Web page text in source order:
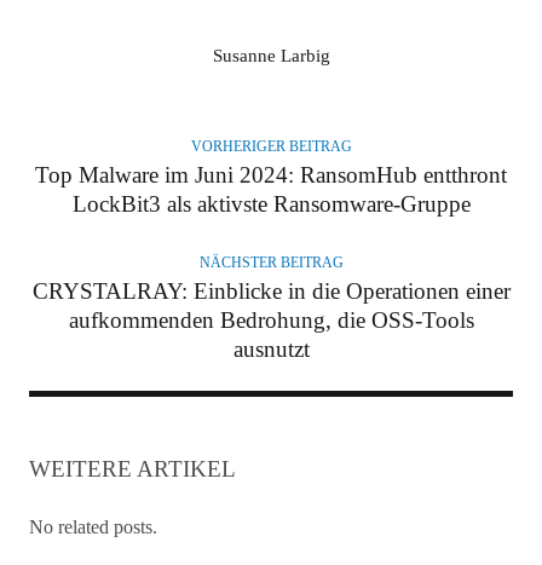
R
Susanne Larbig
VORHERIGER BEITRAG
Top Malware im Juni 2024: RansomHub entthront
LockBit3 als aktivste Ransomware-Gruppe
NÄCHSTER BEITRAG
CRYSTALRAY: Einblicke in die Operationen einer
aufkommenden Bedrohung, die OSS-Tools
ausnutzt
WEITERE ARTIKEL
No related posts.